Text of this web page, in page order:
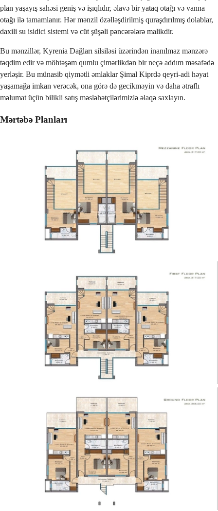
plan yaşayış sahəsi geniş və işıqlıdır, əlavə bir yataq otağı və vanna
otağı ilə tamamlanır. Hər mənzil özəlləşdirilmiş quraşdırılmış dolablar,
daxili su isidici sistemi və cüt şüşəli pəncərələrə malikdir.
Bu mənzillər, Kyrenia Dağları silsiləsi üzərindən inanılmaz mənzərə
təqdim edir və möhtəşəm qumlu çimərlikdən bir neçə addım məsafədə
yerləşir. Bu münasib qiymətli əmlaklar Şimal Kiprdə qeyri-adi həyat
yaşamağa imkan verəcək, ona görə də gecikməyin və daha ətraflı
məlumat üçün bilikli satış məsləhətçilərimizlə əlaqə saxlayın.
Mərtəbə Planları